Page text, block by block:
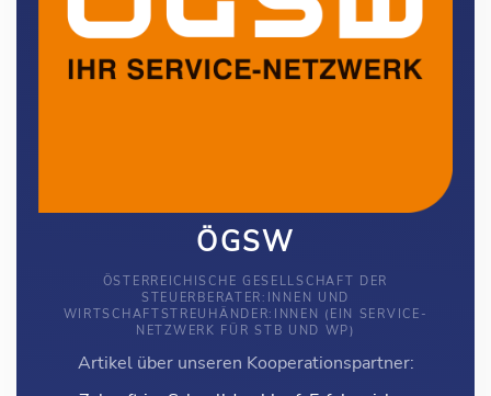
ÖGSW
ÖSTERREICHISCHE GESELLSCHAFT DER
STEUERBERATER:INNEN UND
WIRTSCHAFTSTREUHÄNDER:INNEN (EIN SERVICE-
NETZWERK FÜR STB UND WP)
Artikel über unseren Kooperationspartner: